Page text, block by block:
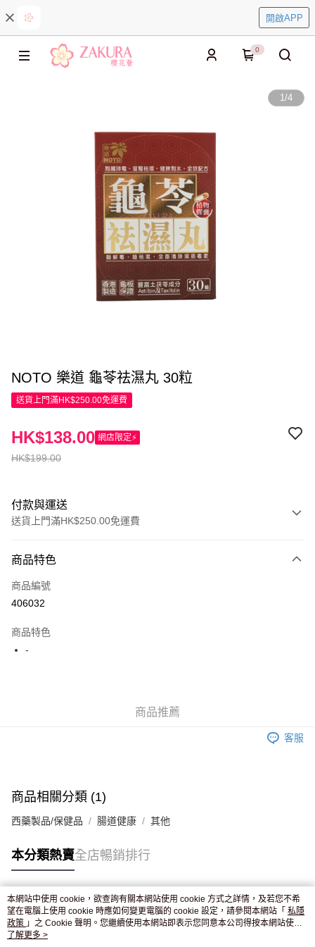
開啟APP
0
1/4
NOTO 樂道 龜苓祛濕丸 30粒
送貨上門滿HK$250.00免運費
HK$199.00
HK$138.00 網店限定⚡
付款與運送
送貨上門滿HK$250.00免運費
信用卡
Apple Pay
JD京東物流，訂單確認發貨後2-4個工作天送達
商品特色
商品編號
406032
商品特色
-
商品推薦
客服
商品相關分類 (1)
西藥製品/保健品 腸道健康 其他
本分類熱賣全店暢銷排行
熱門標籤
熱銷排行
本網站中使用 cookie，欲查詢有關本網站使用 cookie 方式之詳情，及若您不希
望在電腦上使用 cookie 時應如何變更電腦的 cookie 設定，請參閱本網站「 私隱
政策 」之 Cookie 聲明。您繼續使用本網站即表示您同意本公司得按本網站使用
條款之 Cookie 聲明使用 cookie。
了解更多 >